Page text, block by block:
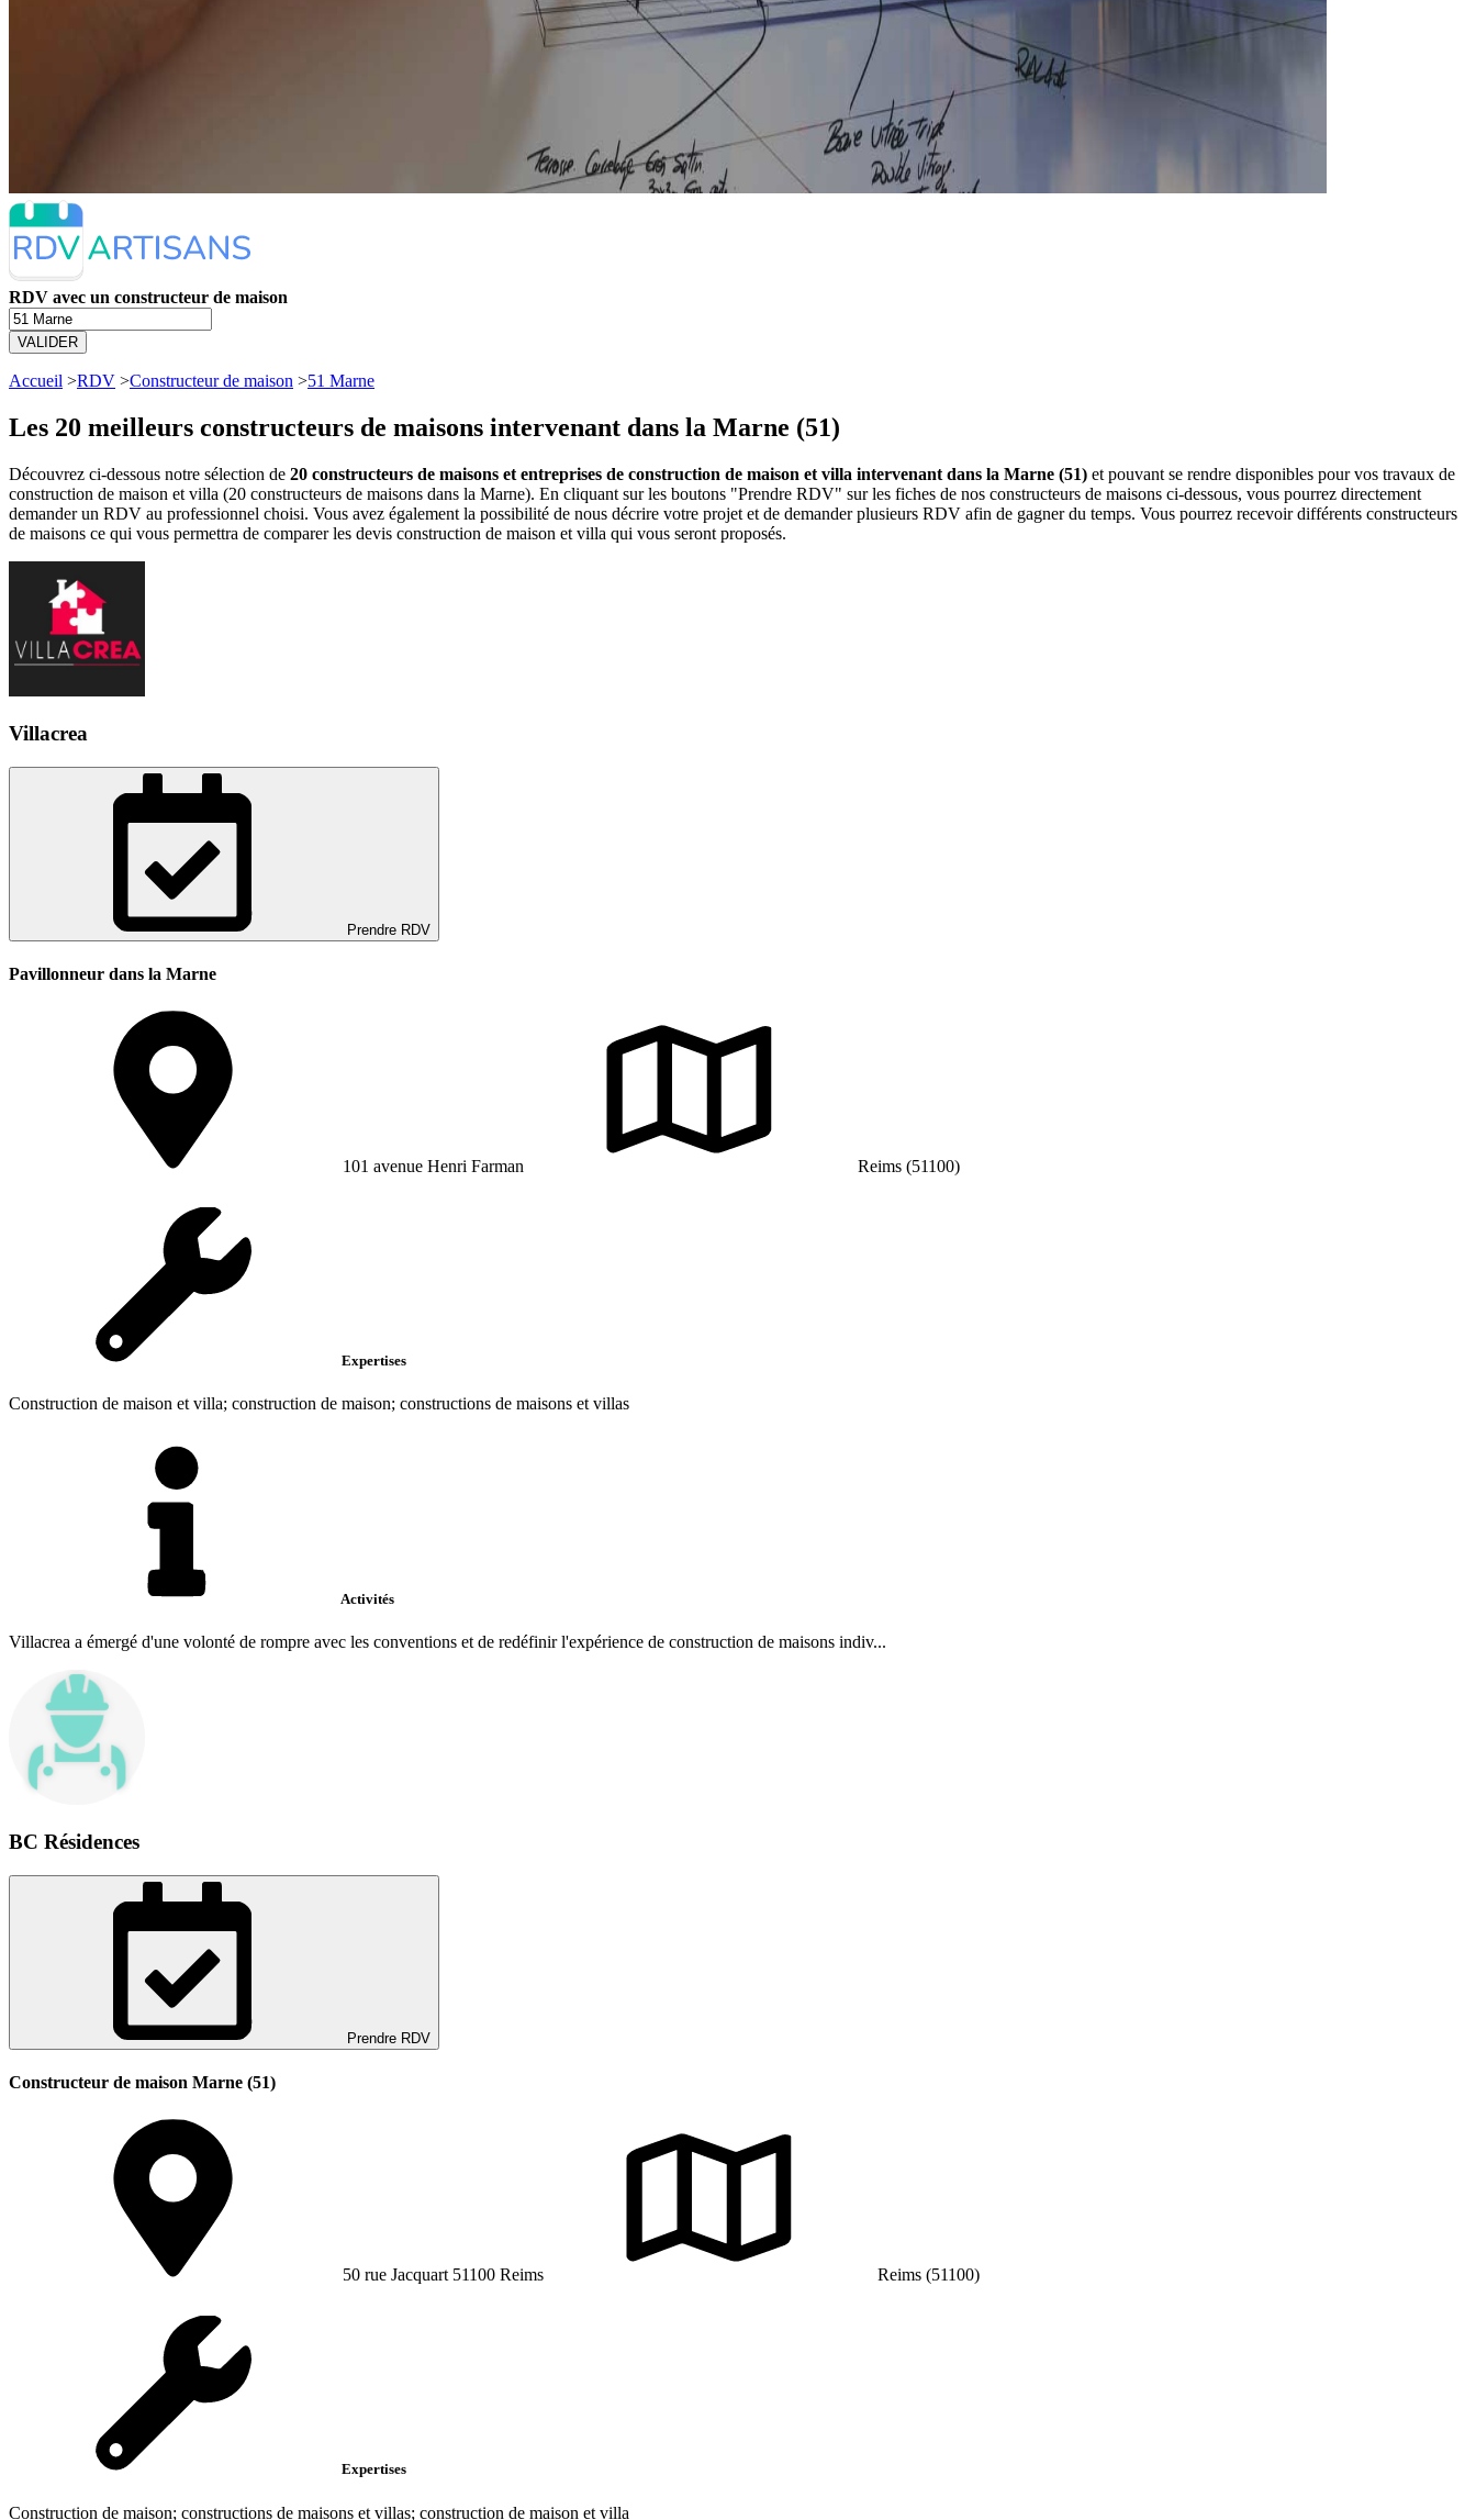
RDV avec un constructeur de maison
VALIDER
Accueil >RDV >Constructeur de maison >51 Marne
Les 20 meilleurs constructeurs de maisons intervenant dans la Marne (51)
Découvrez ci-dessous notre sélection de 20 constructeurs de maisons et entreprises de construction de maison et villa intervenant dans la Marne (51) et pouvant se rendre disponibles pour vos travaux de
construction de maison et villa (20 constructeurs de maisons dans la Marne). En cliquant sur les boutons "Prendre RDV" sur les fiches de nos constructeurs de maisons ci-dessous, vous pourrez directement
demander un RDV au professionnel choisi. Vous avez également la possibilité de nous décrire votre projet et de demander plusieurs RDV afin de gagner du temps. Vous pourrez recevoir différents constructeurs
de maisons ce qui vous permettra de comparer les devis construction de maison et villa qui vous seront proposés.
Villacrea
Prendre RDV
Pavillonneur dans la Marne
101 avenue Henri Farman Reims (51100)
Expertises
Construction de maison et villa; construction de maison; constructions de maisons et villas
Activités
Villacrea a émergé d'une volonté de rompre avec les conventions et de redéfinir l'expérience de construction de maisons indiv...
BC Résidences
Prendre RDV
Constructeur de maison Marne (51)
50 rue Jacquart 51100 Reims Reims (51100)
Expertises
Construction de maison; constructions de maisons et villas; construction de maison et villa